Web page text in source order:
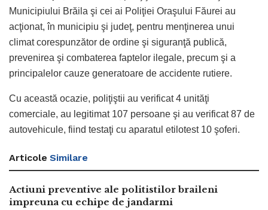
Municipiului Brăila şi cei ai Poliţiei Oraşului Făurei au
acţionat, în municipiu şi judeţ, pentru menţinerea unui
climat corespunzător de ordine şi siguranţă publică,
prevenirea şi combaterea faptelor ilegale, precum şi a
principalelor cauze generatoare de accidente rutiere.
Cu această ocazie, poliţiştii au verificat 4 unităţi
comerciale, au legitimat 107 persoane şi au verificat 87 de
autovehicule, fiind testaţi cu aparatul etilotest 10 şoferi.
Articole Similare
Actiuni preventive ale politistilor braileni
impreuna cu echipe de jandarmi